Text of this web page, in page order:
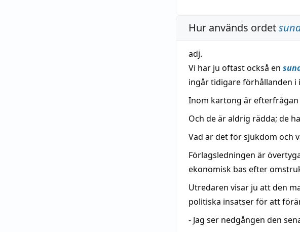
Hur används ordet
adj.
Vi har ju oftast också en
ingår tidigare förhållanden i
Inom kartong är efterfrågan
Och de är aldrig rädda; de
Vad är det för sjukdom och
Förlagsledningen är
ekonomisk bas efter
Utredaren visar ju att den
politiska insatser för att
- Jag ser nedgången den